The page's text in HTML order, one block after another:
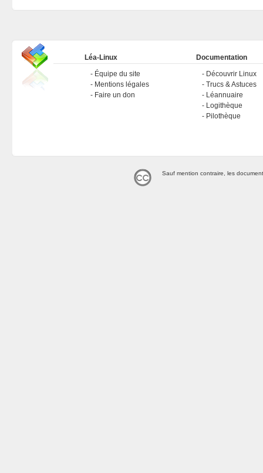
Léa-Linux
Équipe du site
Mentions légales
Faire un don
Documentation
Découvrir Linux
Trucs & Astuces
Léannuaire
Logithèque
Pilothèque
Sauf mention contraire, les